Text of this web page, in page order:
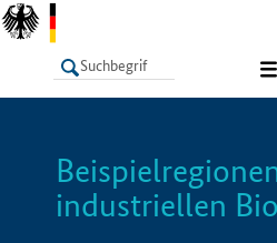
LISTE
industriellen